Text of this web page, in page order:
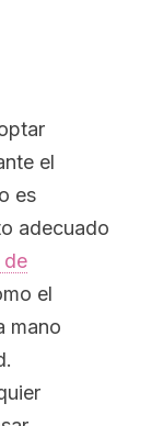
el
es
adecuado
de
el
mano